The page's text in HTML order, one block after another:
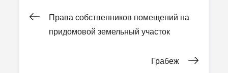
Навигация
Права собственников помещений на
придомовой земельный участок
Грабеж